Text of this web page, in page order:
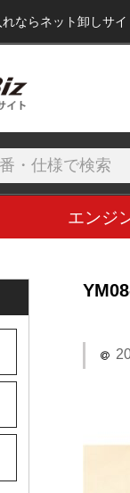
ならネット卸しサイ
エンジ